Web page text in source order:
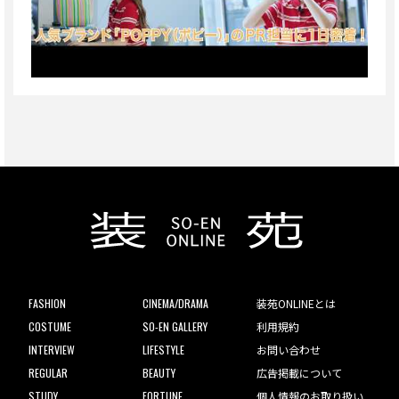
FASHION
COSTUME
INTERVIEW
REGULAR
CINEMA/DRAMA
SO-EN GALLERY
LIFESTYLE
BEAUTY
装苑ONLINEとは
利用規約
お問い合わせ
広告掲載について